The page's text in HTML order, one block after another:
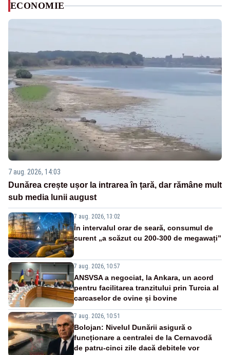
ECONOMIE
7 aug. 2026, 14:03
Dunărea crește ușor la intrarea în țară, dar rămâne mult
sub media lunii august
7 aug. 2026, 13:02
În intervalul orar de seară, consumul de
curent „a scăzut cu 200-300 de megawați”
7 aug. 2026, 10:57
ANSVSA a negociat, la Ankara, un acord
pentru facilitarea tranzitului prin Turcia al
carcaselor de ovine și bovine
7 aug. 2026, 10:51
Bolojan: Nivelul Dunării asigură o
funcționare a centralei de la Cernavodă
de patru-cinci zile dacă debitele vor